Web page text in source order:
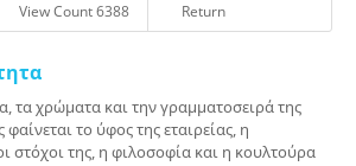
View Count 6388 Return
τα χρώματα και την γραμματοσειρά της
φαίνεται το ύφος της εταιρείας, η
στόχοι της, η φιλοσοφία και η κουλτούρα